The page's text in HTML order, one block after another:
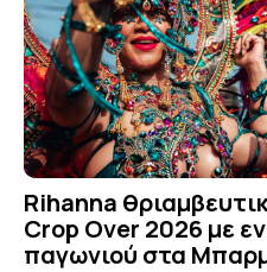
Rihanna
Crop Over 2026 με
παγωνιού στα